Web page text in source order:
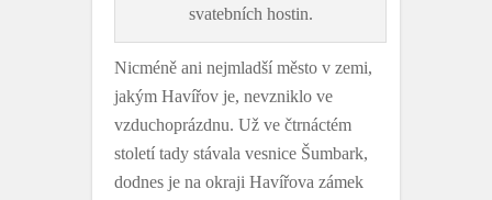
svatebních hostin.
Nicméně ani nejmladší město v zemi,
jakým Havířov je, nevzniklo ve
vzduchoprázdnu. Už ve čtrnáctém
století tady stávala vesnice Šumbark,
dodnes je na okraji Havířova zámek